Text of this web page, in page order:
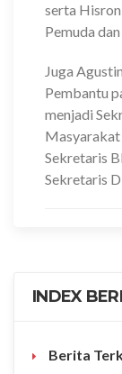
serta
Pemuda
Juga
Pembantu
menjadi
Masyarakat
Sekretaris
Sekretaris
INDEX
Berita